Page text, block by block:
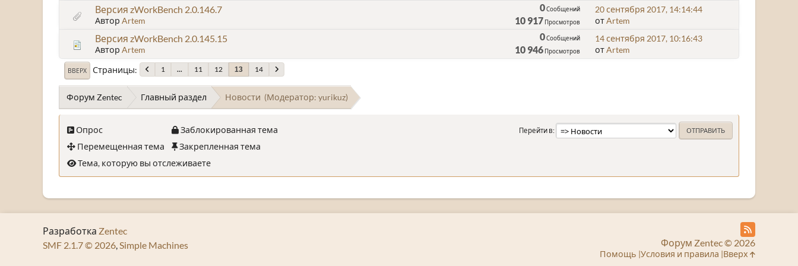
Версия zWorkBench 2.0.146.7
Автор Artem
0Сообщений
10 917 Просмотров
20 сентября 2017, 14:14:44
отArtem
Версия zWorkBench 2.0.145.15
Автор Artem
0Сообщений
10 946 Просмотров
14 сентября 2017, 10:16:43
отArtem
ВВЕРХ Страницы 1 ... 11 12 13 14
Форум Zentec Главный раздел Новости (Модератор: yurikuz)
Перейти в
Опрос
Перемещенная тема
Заблокированная тема
Закрепленная тема
Тема, которую вы отслеживаете
Разработка Zentec
SMF 2.1.7 © 2026,Simple Machines Форум Zentec © 2026
Помощь Условия и правила Вверх